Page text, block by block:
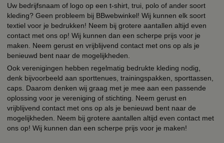
Uw bedrijfsnaam of logo op een t-shirt, trui, polo of ander soort
kleding? Geen probleem bij BBwebwinkel! Wij kunnen elk soort
textiel voor je bedrukken! Neem bij grotere aantallen altijd even
contact met ons op! Wij kunnen dan een scherpe prijs voor je
maken. Neem gerust en vrijblijvend contact met ons op als je
benieuwd bent naar de mogelijkheden.
Ook verenigingen hebben regelmatig bedrukte kleding nodig,
denk bijvoorbeeld aan sporttenues, trainingspakken, sporttassen,
caps. Daarom denken wij graag met je mee aan een passende
oplossing voor je vereniging of stichting. Neem gerust en
vrijblijvend contact met ons op als je benieuwd bent naar de
mogelijkheden. Neem bij grotere aantallen altijd even contact met
ons op! Wij kunnen dan een scherpe prijs voor je maken!